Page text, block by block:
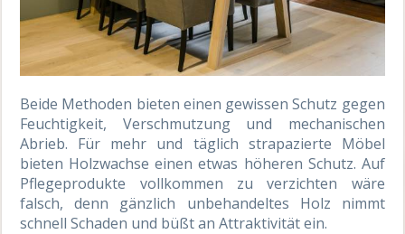
Beide Methoden bieten einen gewissen Schutz gegen
Feuchtigkeit, Verschmutzung und mechanischen
Abrieb. Für mehr und täglich strapazierte Möbel
bieten Holzwachse einen etwas höheren Schutz. Auf
Pflegeprodukte vollkommen zu verzichten wäre
falsch, denn gänzlich unbehandeltes Holz nimmt
schnell Schaden und büßt an Attraktivität ein.